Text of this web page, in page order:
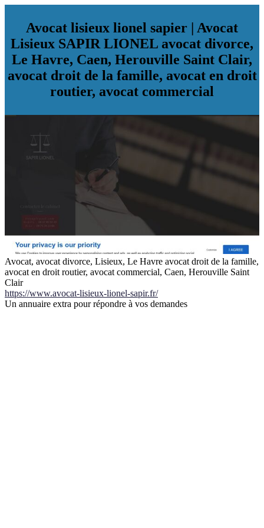
Avocat lisieux lionel sapier | Avocat
Lisieux SAPIR LIONEL avocat divorce,
Le Havre, Caen, Herouville Saint Clair,
avocat droit de la famille, avocat en droit
routier, avocat commercial
Avocat, avocat divorce, Lisieux, Le Havre avocat droit de la famille,
avocat en droit routier, avocat commercial, Caen, Herouville Saint
Clair
https://www.avocat-lisieux-lionel-sapir.fr/
Un annuaire extra pour répondre à vos demandes